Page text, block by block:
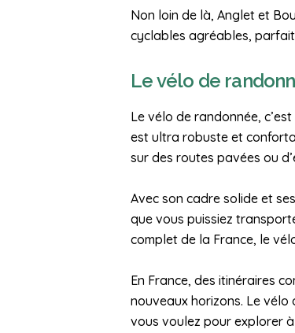
Non loin de là, Anglet et
cyclables agréables,
Le vélo de
Le vélo de randonnée,
est ultra robuste et
sur des routes pavées ou
Avec son cadre solide et
que vous puissiez
complet de la France, le
En France, des itinéraires
nouveaux horizons. Le
vous voulez pour explorer